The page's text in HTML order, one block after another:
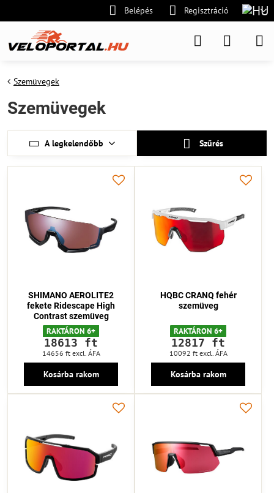
Belépés Regisztráció
Szemüvegek
Szemüvegek
A legkelendőbb Szűrés
SHIMANO AEROLITE2
fekete Ridescape High
Contrast szemüveg
RAKTÁRON 6+
18613 ft
14656 ft excl. ÁFA
Kosárba rakom
HQBC CRANQ fehér
szemüveg
RAKTÁRON 6+
12817 ft
10092 ft excl. ÁFA
Kosárba rakom